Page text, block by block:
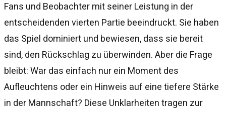
Fans und Beobachter mit seiner Leistung in der
entscheidenden vierten Partie beeindruckt. Sie haben
das Spiel dominiert und bewiesen, dass sie bereit
sind, den Rückschlag zu überwinden. Aber die Frage
bleibt: War das einfach nur ein Moment des
Aufleuchtens oder ein Hinweis auf eine tiefere Stärke
in der Mannschaft? Diese Unklarheiten tragen zur